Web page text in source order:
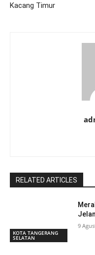
Kacang Timur
RELATED ARTICLES
KOTA TANGERANG
SELATAN
9